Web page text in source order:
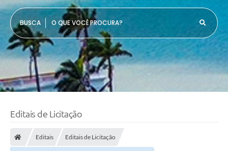
O QUE VOCÊ PROCURA?
Editais de Licitação
Editais Editais de Licitação